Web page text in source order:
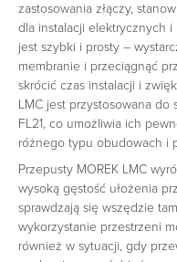
zastosowania złączy,
dla instalacji elektrycznych
jest szybki i prosty –
membranie i przeciągnąć
skrócić czas instalacji i
LMC jest przystosowana
FL21, co umożliwia ich
różnego typu obudowach i
Przepusty MOREK LMC
wysoką gęstość ułożenia
sprawdzają się wszędzie
wykorzystanie przestrzeni
również w sytuacji, gdy